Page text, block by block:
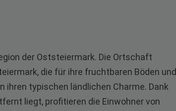
der Oststeiermark. Die Ortschaft
die für ihre fruchtbaren Böden und
ihren typischen ländlichen Charme. Dank
liegt, profitieren die Einwohner von